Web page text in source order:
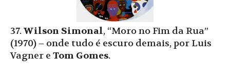
37.Wilson Simonal, “Moro no Fim da Rua”
(1970) – onde tudo é escuro demais, por Luis
Vagner e Tom Gomes.